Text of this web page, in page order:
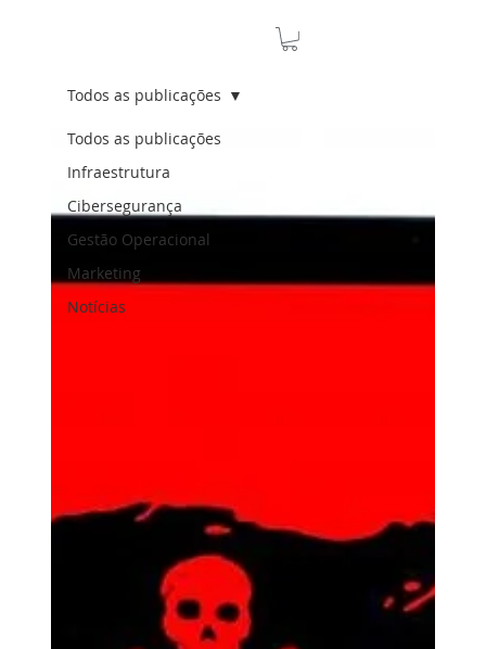
Todos as publicações
Infraestrutura
Cibersegurança
Gestão Operacional
Marketing
Notícias
Todos as publicações